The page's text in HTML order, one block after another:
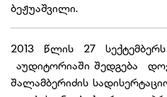
ბეჟუაშვილი.
2013 წლის 27 სექტემბერს
აუდიტორიაში შედგება
შალამბერიძის